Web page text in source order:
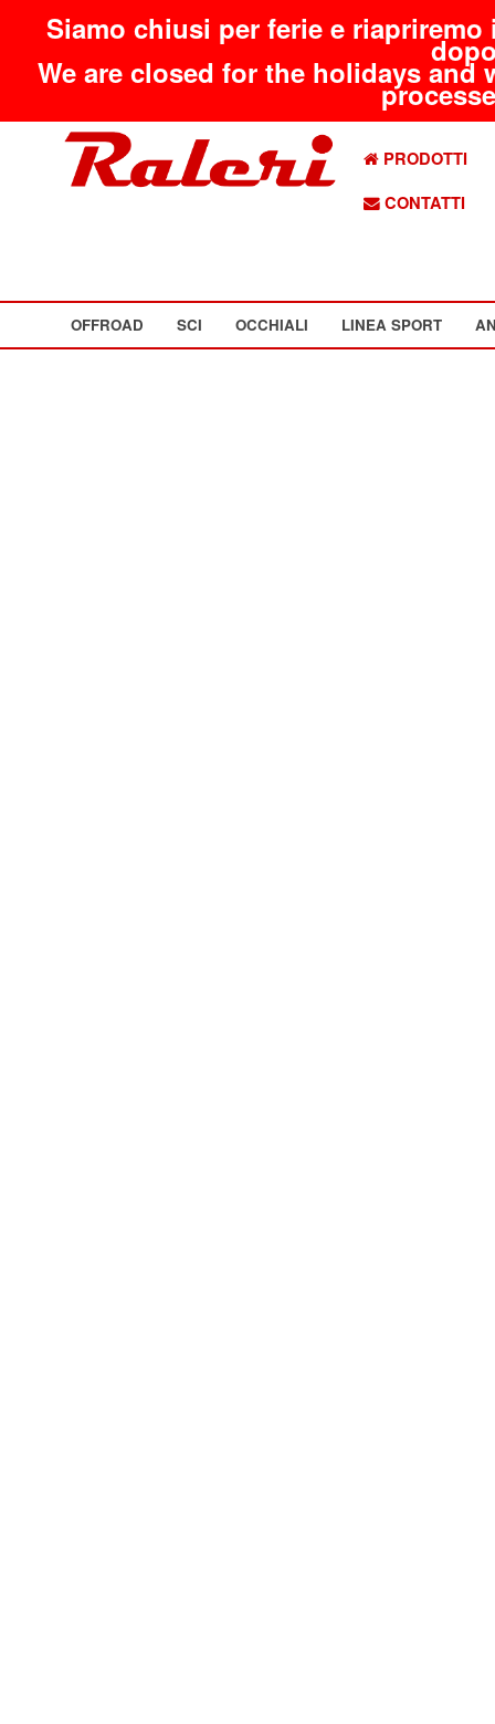
Siamo chiusi per ferie e
We are closed for the holidays
PRODOTTI
CONTATTI
OFFROAD SCI OCCHIALI LINEA SPORT